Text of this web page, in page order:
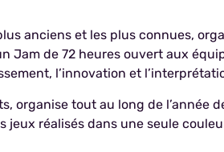
anciens et les plus connues,
Jam de 72 heures ouvert aux
l’innovation et
organise tout au long de l’année
jeux réalisés dans une seule